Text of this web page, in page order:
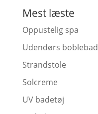
Mest læste
Oppustelig spa
Udendørs boblebad
Strandstole
Solcreme
UV badetøj